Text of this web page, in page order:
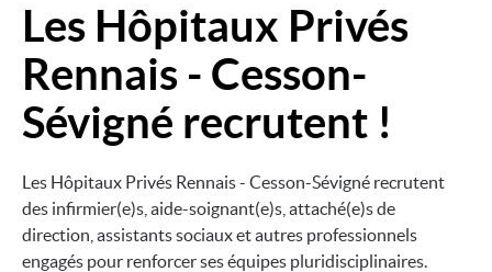
Image
Les Hôpitaux Privés
Rennais - Cesson-
Sévigné recrutent !
Les Hôpitaux Privés Rennais - Cesson-Sévigné recrutent
des infirmier(e)s, aide-soignant(e)s, attaché(e)s de
direction, assistants sociaux et autres professionnels
engagés pour renforcer ses équipes pluridisciplinaires.